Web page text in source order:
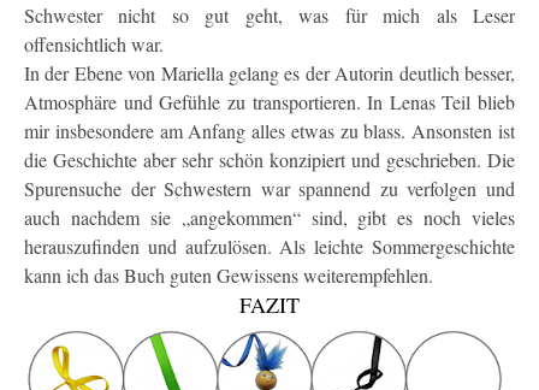
Schwester nicht so gut geht, was für mich als Leser
offensichtlich war.
In der Ebene von Mariella gelang es der Autorin deutlich besser,
Atmosphäre und Gefühle zu transportieren. In Lenas Teil blieb
mir insbesondere am Anfang alles etwas zu blass. Ansonsten ist
die Geschichte aber sehr schön konzipiert und geschrieben. Die
Spurensuche der Schwestern war spannend zu verfolgen und
auch nachdem sie „angekommen“ sind, gibt es noch vieles
herauszufinden und aufzulösen. Als leichte Sommergeschichte
kann ich das Buch guten Gewissens weiterempfehlen.
FAZIT